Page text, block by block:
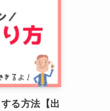
る方法【出